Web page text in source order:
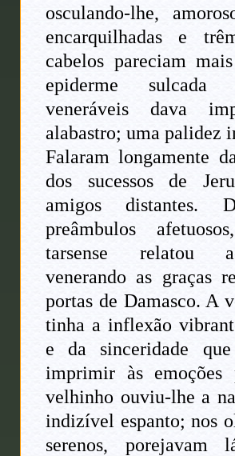
osculando-lhe,
encarquilhadas e
cabelos pareciam
epiderme
veneráveis dava
alabastro; uma palidez
Falaram longamente
dos sucessos de
amigos distantes.
preâmbulos
tarsense relatou
venerando as graças
portas de Damasco. A
tinha a inflexão
e da sinceridade que
imprimir às emoções
velhinho ouviu-lhe a
indizível espanto; nos
serenos, porejavam